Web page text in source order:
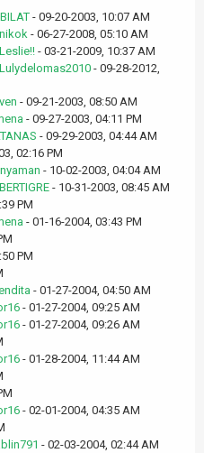
- 09-20-2003, 10:07 AM
nikok - 06-27-2008, 05:10 AM
Leslie!! - 03-21-2009, 10:37 AM
Lulydelomas2010 - 09-28-2012,
- 09-21-2003, 08:50 AM
- 09-27-2003, 04:11 PM
- 09-29-2003, 04:44 AM
02:16 PM
- 10-02-2003, 04:04 AM
- 10-31-2003, 08:45 AM
PM
- 01-16-2004, 03:43 PM
PM
- 01-27-2004, 04:50 AM
- 01-27-2004, 09:25 AM
- 01-27-2004, 09:26 AM
- 01-28-2004, 11:44 AM
- 02-01-2004, 04:35 AM
- 02-03-2004, 02:44 AM